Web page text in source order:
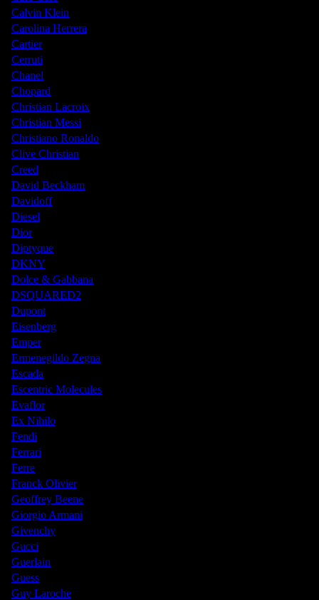
Calvin Klein
Carolina Herrera
Cartier
Cerruti
Chanel
Chopard
Christian Lacroix
Christian Messi
Christiano Ronaldo
Clive Christian
Creed
David Beckham
Davidoff
Diesel
Dior
Diptyque
DKNY
Dolce & Gabbana
DSQUARED2
Dupont
Eisenberg
Emper
Ermenegildo Zegna
Escada
Escentric Molecules
Evaflor
Ex Nihilo
Fendi
Ferrari
Ferre
Franck Olivier
Geoffrey Beene
Giorgio Armani
Givenchy
Gucci
Guerlain
Guess
Guy Laroche